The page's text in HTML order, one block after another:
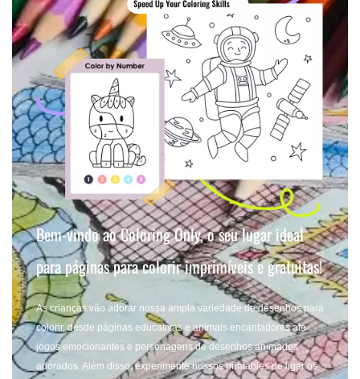
Bem-vindo ao Coloring Only,o seu lugar ideal
para páginas paracolorir imprimíveis e gratuitas!
As crianças vão adorar nossa ampla variedade de desenhos para
colorir, desde páginas educativas e animais encantadores até
jogos emocionantes e personagens de desenhos animados
adorados. Além disso, experimente nossos printables de ligar os